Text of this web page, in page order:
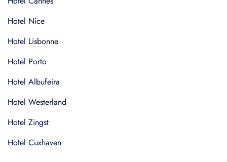
Hotel Nice
Hotel Lisbonne
Hotel Porto
Hotel Albufeira
Hotel Westerland
Hotel Zingst
Hotel Cuxhaven